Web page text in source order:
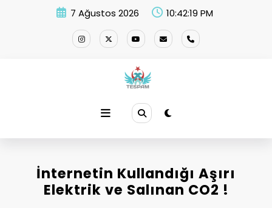
7 Ağustos 2026 10:42:19 PM
İnternetin Kullandığı Aşırı
Elektrik ve Salınan CO2 !